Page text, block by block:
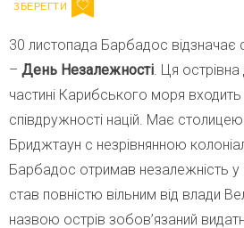
30 листопада Барбадос відзначає
– День Незалежності. Ця острівна
частині Карибського моря
співдружності націй. Має
Бриджтаун с незрівнянною
Барбадос отримав незалежність у
став повністю вільним від влади
назвою острів зобов’язаний